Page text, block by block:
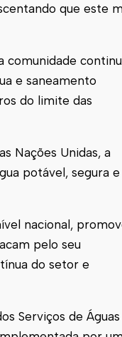
que este
comunidade
e saneamento
do limite das
Nações Unidas, a
potável, segura e
nacional,
pelo seu
do setor e
Serviços de Águas